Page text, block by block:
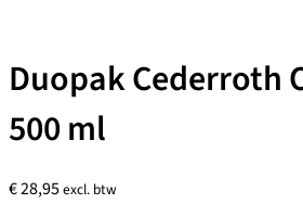
Duopak Cederroth
500 ml
€28,95excl. btw